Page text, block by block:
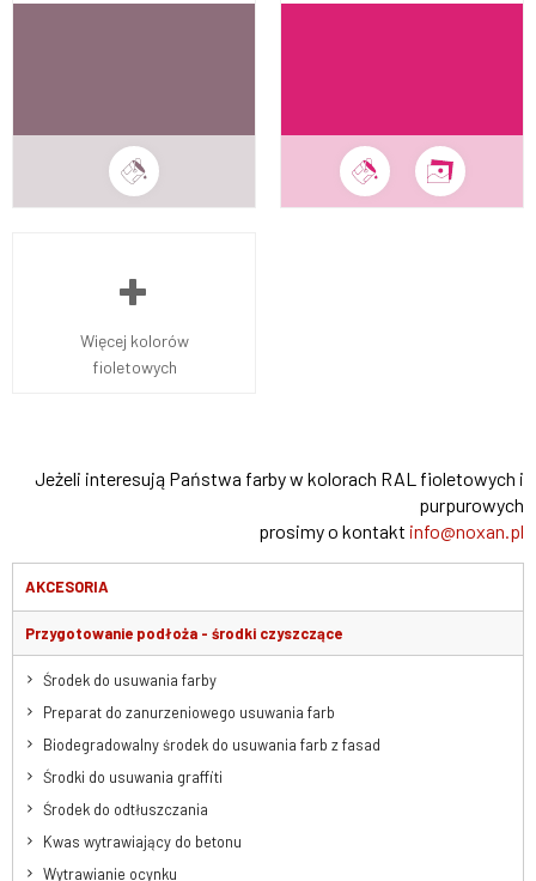
Więcej kolorów
fioletowych
Jeżeli interesują Państwa farby w kolorach RAL fioletowych i
purpurowych
prosimy o kontakt info@noxan.pl
AKCESORIA
Przygotowanie podłoża - środki czyszczące
Środek do usuwania farby
Preparat do zanurzeniowego usuwania farb
Biodegradowalny środek do usuwania farb z fasad
Środki do usuwania graffiti
Środek do odtłuszczania
Kwas wytrawiający do betonu
Wytrawianie ocynku